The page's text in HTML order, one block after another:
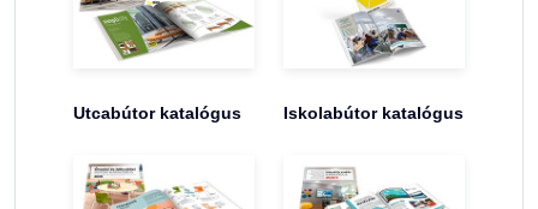
Utcabútor katalógus Iskolabútor katalógus